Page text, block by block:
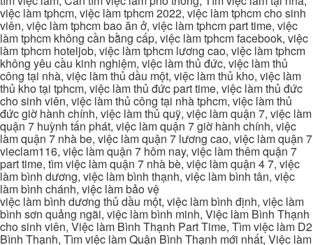
việc làm tphcm, việc làm tphcm 2022, việc làm tphcm cho sinh
viên, việc làm tphcm bao ăn ở, việc làm tphcm part time, việc
làm tphcm không cần bằng cấp, việc làm tphcm facebook, việc
làm tphcm hoteljob, việc làm tphcm lương cao, việc làm tphcm
không yêu cầu kinh nghiệm, việc làm thủ đức, việc làm thủ
công tại nhà, việc làm thủ dầu một, việc làm thủ kho, việc làm
thủ kho tại tphcm, việc làm thủ đức part time, việc làm thủ đức
cho sinh viên, việc làm thủ công tại nhà tphcm, việc làm thủ
đức giờ hành chính, việc làm thủ quỹ, việc làm quận 7, việc làm
quận 7 huỳnh tấn phát, việc làm quận 7 giờ hành chính, việc
làm quận 7 nhà be, việc làm quận 7 lương cao, việc làm quận 7
vieclam116, việc làm quận 7 hôm nay, việc làm thêm quận 7
part time, tìm việc làm quận 7 nhà bè, việc làm quận 4 7, việc
làm bình dương, việc làm bình thạnh, việc làm bình tân, việc
làm bình chánh, việc làm bảo vệ
việc làm bình dương thủ dầu một, việc làm bình định, việc làm
bình sơn quảng ngãi, việc làm bình minh, Việc làm Bình Thạnh
cho sinh viên, Việc làm Bình Thạnh Part Time, Tìm việc làm D2
Bình Thạnh, Tìm việc làm Quận Bình Thạnh mới nhất, Việc làm